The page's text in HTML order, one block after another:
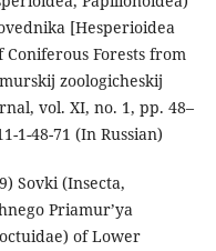
[Hesperioidea
Forests from
zoologicheskij
vol. XI, no. 1, pp. 48–
1-48-71 (In Russian)
Sovki (Insecta,
Priamur’ya
of Lower